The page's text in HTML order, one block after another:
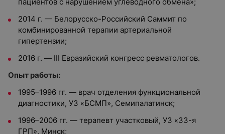
2014 г. — Белорусско-Российский Саммит по
комбинированной терапии артериальной
гипертензии;
2016 г. — III Евразийский конгресс ревматологов.
Опыт работы:
1995–1996 гг. — врач отделения функциональной
диагностики, УЗ «БСМП», Семипалатинск;
1996–2006 гг. — терапевт участковый, УЗ «33-я
ГРП», Минск;